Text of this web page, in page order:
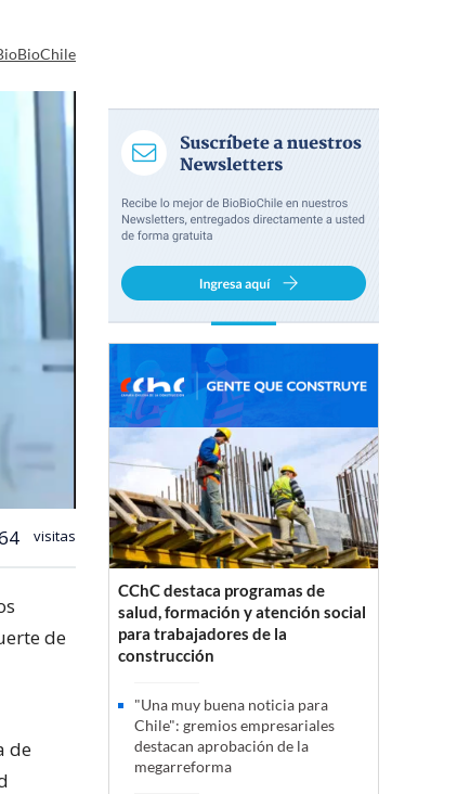
visitas
de
de
CChC destaca programas de
salud, formación y atención social
para trabajadores de la
construcción
"Una muy buena noticia para
Chile": gremios empresariales
destacan aprobación de la
megarreforma